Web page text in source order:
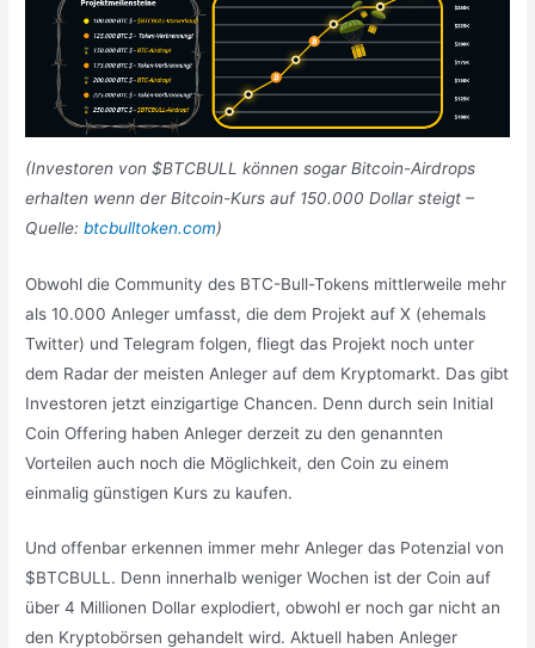
(Investoren von $BTCBULL können sogar Bitcoin-Airdrops
erhalten wenn der Bitcoin-Kurs auf 150.000 Dollar steigt –
Quelle:btcbulltoken.com)
Obwohl die Community des BTC-Bull-Tokens mittlerweile mehr
als 10.000 Anleger umfasst, die dem Projekt auf X (ehemals
Twitter) und Telegram folgen, fliegt das Projekt noch unter
dem Radar der meisten Anleger auf dem Kryptomarkt. Das gibt
Investoren jetzt einzigartige Chancen. Denn durch sein Initial
Coin Offering haben Anleger derzeit zu den genannten
Vorteilen auch noch die Möglichkeit, den Coin zu einem
einmalig günstigen Kurs zu kaufen.
Und offenbar erkennen immer mehr Anleger das Potenzial von
$BTCBULL. Denn innerhalb weniger Wochen ist der Coin auf
über 4 Millionen Dollar explodiert, obwohl er noch gar nicht an
den Kryptobörsen gehandelt wird. Aktuell haben Anleger